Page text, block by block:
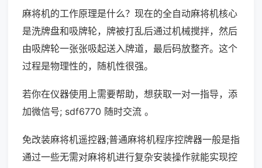
麻将机的工作原理是什么？现在的全自动麻将机核心
是洗牌盘和吸牌轮，牌被打乱后通过机械搅拌，然后
由吸牌轮一张张吸起送入牌道，最后码放整齐。这个
过程是物理性的，随机性很强。
若你在仪器使用上需要帮助，想获取一对一指导，添
加微信号; sdf6770 随时交流 。
免改装麻将机遥控器;普通麻将机程序控牌器一般是指
通过一些无需对麻将机进行复杂安装操作就能实现控